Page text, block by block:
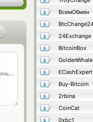
ВсемОбмен
24Exchange
BitcoinBox
GoldenWhale
ECashExpert
Buy-Bitcoin
2rbina
CoinCat
0xbc1